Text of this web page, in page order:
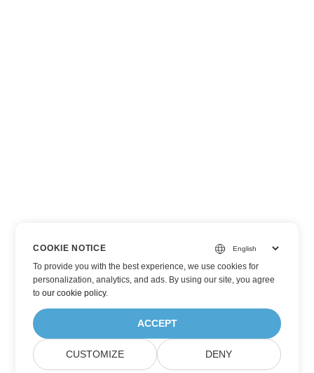
COOKIE NOTICE
To provide you with the best experience, we use cookies for
personalization, analytics, and ads. By using our site, you agree
toour cookie policy.
ACCEPT
CUSTOMIZE DENY